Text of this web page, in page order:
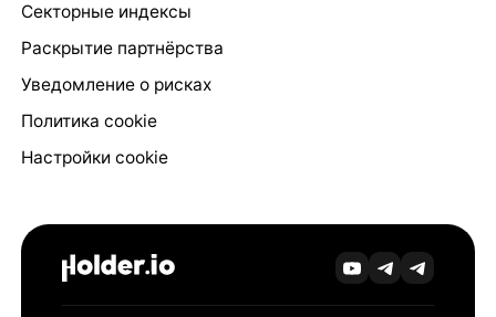
Секторные индексы
Раскрытие партнёрства
Уведомление о рисках
Политика cookie
Настройки cookie